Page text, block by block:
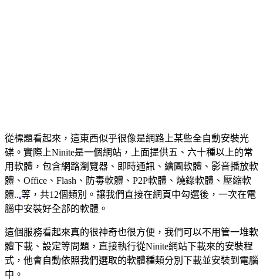
從標題看起來，這東西似乎很像是網路上某些全自動安裝光
碟。實際上Ninite是一個網站，上面提供五、六十種以上的常
用軟體，包含網路瀏覽器、即時通訊、繪圖軟體、影音播放軟
體、Office、Flash、防毒軟體、P2P軟體、燒錄軟體、壓縮軟
體...等，共12個類別。讓我們直接在網頁中勾選後，一次在電
腦中安裝好全部的軟體。
這個服務看起來真的很神奇也很方便，我們可以不用管一堆軟
體下載、設定等問題，直接執行從Ninite網站下載來的安裝程
式，他會自動依照我們選取的軟體種類分別下載並安裝到電腦
中。